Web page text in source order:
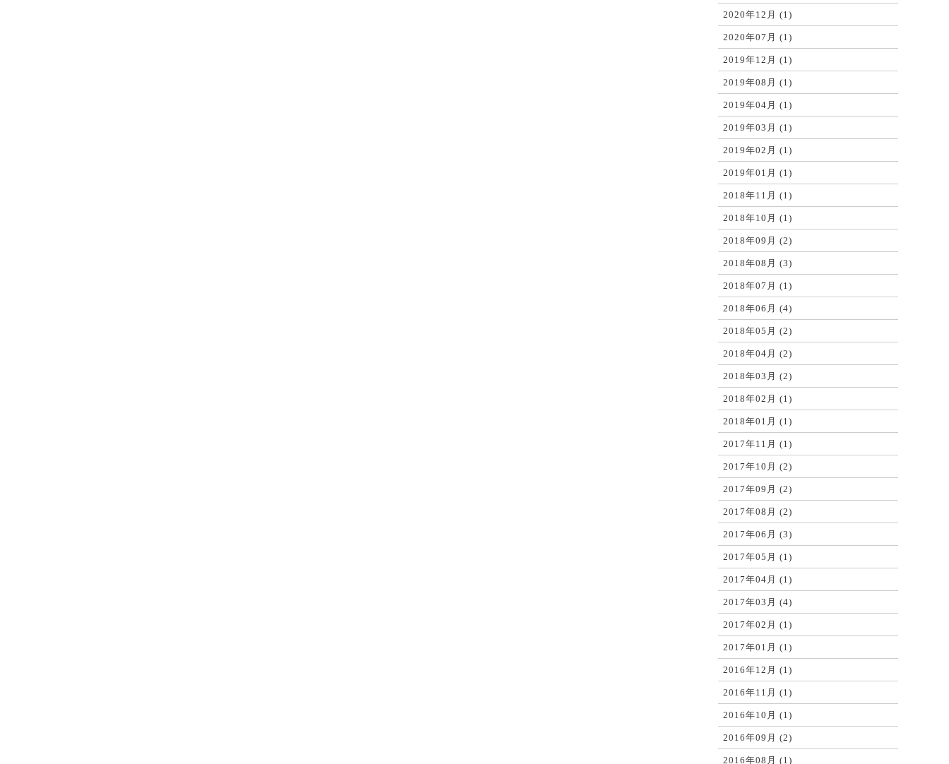
2020年12月 (1)
2020年07月 (1)
2019年12月 (1)
2019年08月 (1)
2019年04月 (1)
2019年03月 (1)
2019年02月 (1)
2019年01月 (1)
2018年11月 (1)
2018年10月 (1)
2018年09月 (2)
2018年08月 (3)
2018年07月 (1)
2018年06月 (4)
2018年05月 (2)
2018年04月 (2)
2018年03月 (2)
2018年02月 (1)
2018年01月 (1)
2017年11月 (1)
2017年10月 (2)
2017年09月 (2)
2017年08月 (2)
2017年06月 (3)
2017年05月 (1)
2017年04月 (1)
2017年03月 (4)
2017年02月 (1)
2017年01月 (1)
2016年12月 (1)
2016年11月 (1)
2016年10月 (1)
2016年09月 (2)
2016年08月 (1)